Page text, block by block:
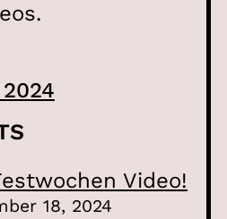
Video!
18, 2024